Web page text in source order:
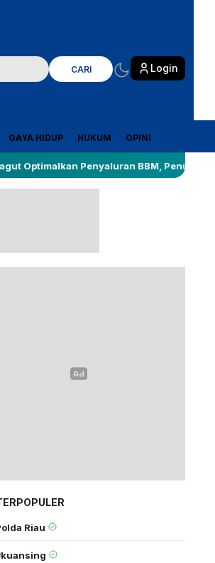
CARI Login
GAYA HIDUP HUKUM OPINI
Penyaluran BBM, Penuhi Kebutuhan
Riau